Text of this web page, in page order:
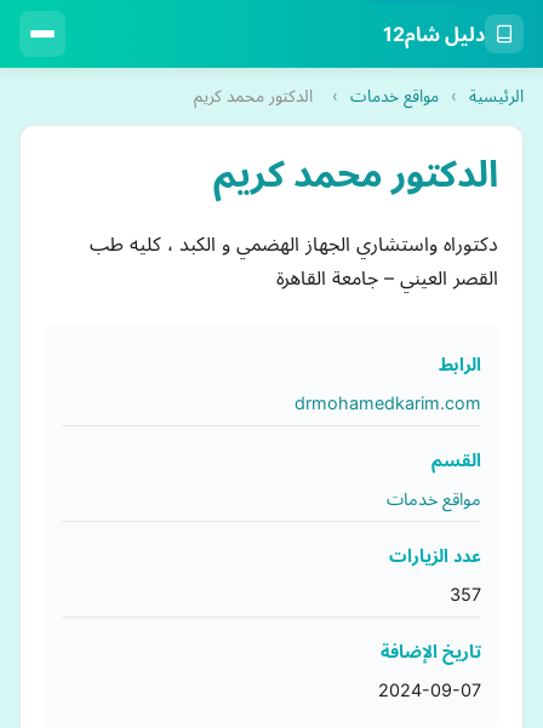
دليل شام12
الرئيسية › مواقع خدمات › الدكتور محمد كريم
الدكتور محمد كريم
دكتوراه واستشاري الجهاز الهضمي و الكبد ، كليه طب
القصر العيني – جامعة القاهرة
الرابط
drmohamedkarim.com
القسم
مواقع خدمات
عدد الزيارات
357
تاريخ الإضافة
2024-09-07